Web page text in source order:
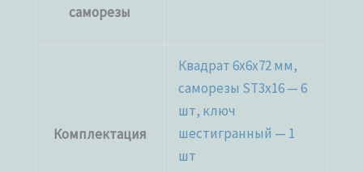
саморезы
Комплектация
Квадрат 6х6х72 мм,
саморезы ST3x16 — 6
шт, ключ
шестигранный — 1
шт